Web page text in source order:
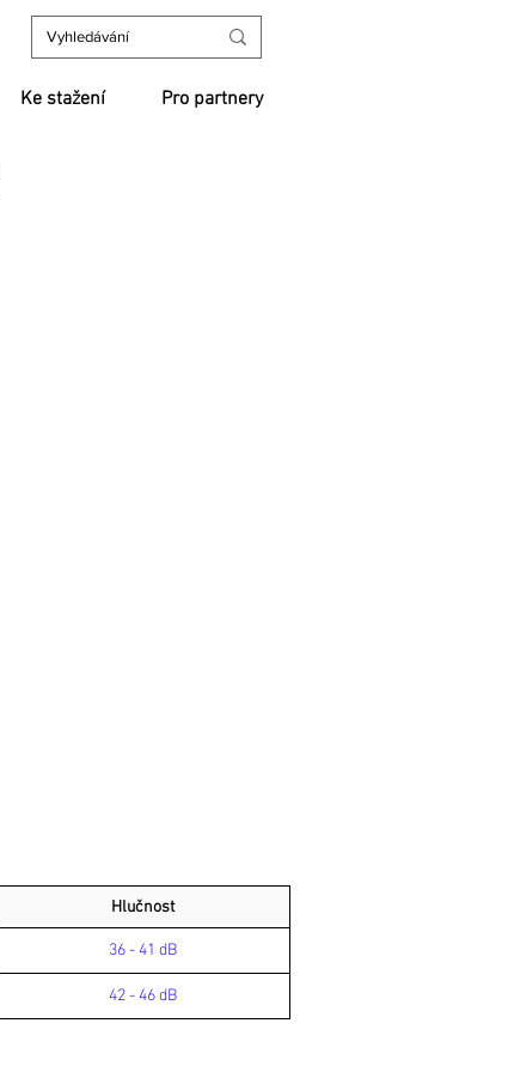
Ke stažení Pro partnery
Hlučnost
36 - 41 dB
42 - 46 dB